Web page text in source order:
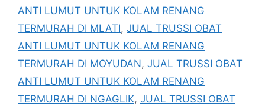
ANTI LUMUT UNTUK KOLAM RENANG
TERMURAH DI MLATI, JUAL TRUSSI OBAT
ANTI LUMUT UNTUK KOLAM RENANG
TERMURAH DI MOYUDAN, JUAL TRUSSI OBAT
ANTI LUMUT UNTUK KOLAM RENANG
TERMURAH DI NGAGLIK, JUAL TRUSSI OBAT